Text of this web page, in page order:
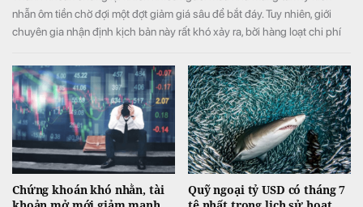
nhẫn ôm tiền chờ đợi một đợt giảm giá sâu để bắt đáy. Tuy nhiên, giới
chuyên gia nhận định kịch bản này rất khó xảy ra, bởi hàng loạt chi phí
Chứng khoán khó nhằn, tài
Quỹ ngoại tỷ USD có tháng 7